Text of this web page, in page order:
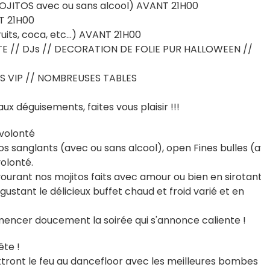
avec ou sans alcool) AVANT 21H00
21H00
coca, etc...) AVANT 21H00
// DJs // DECORATION DE FOLIE PUR HALLOWEEN //
// NOMBREUSES TABLES
déguisements, faites vous plaisir !!!
sanglants (avec ou sans alcool), open Fines bulles
nos mojitos faits avec amour ou bien en sirotant
le délicieux buffet chaud et froid varié et en
doucement la soirée qui s'annonce caliente !
!
le feu au dancefloor avec les meilleures bombes